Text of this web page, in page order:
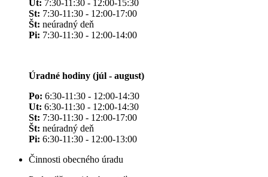
Ut: 7:30-11:30 - 12:00-15:30
St: 7:30-11:30 - 12:00-17:00
Št: neúradný deň
Pi: 7:30-11:30 - 12:00-14:00
Úradné hodiny (júl - august)
Po: 6:30-11:30 - 12:00-14:30
Ut: 6:30-11:30 - 12:00-14:30
St: 7:30-11:30 - 12:00-17:00
Št: neúradný deň
Pi: 6:30-11:30 - 12:00-13:00
Činnosti obecného úradu